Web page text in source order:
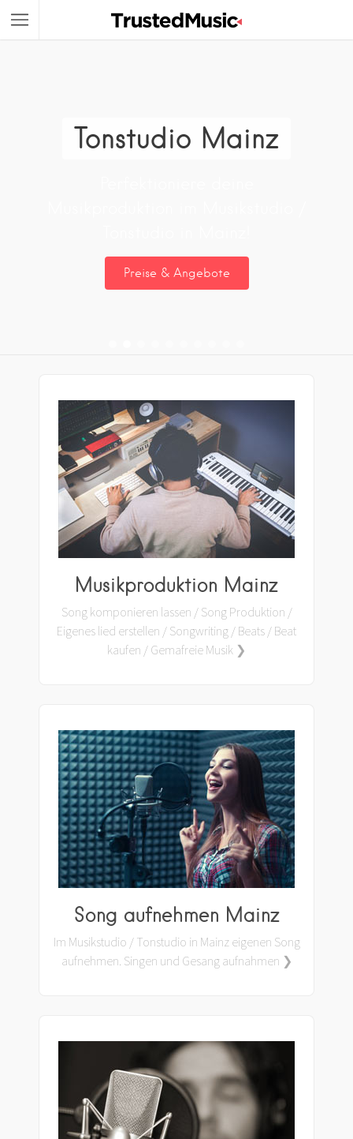
Tonstudio Mainz
Musikproduktion Mainz
Song komponieren lassen / Song Produktion /
Eigenes lied erstellen / Songwriting / Beats / Beat
kaufen / Gemafreie Musik ❯
Song aufnehmen Mainz
Im Musikstudio / Tonstudio in Mainz eigenen Song
aufnehmen. Singen und Gesang aufnahmen ❯